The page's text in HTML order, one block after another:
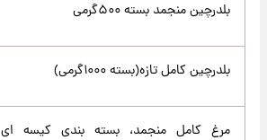
بلدرچین منجمد بسته ۵۰۰گرمی
بلدرچین کامل تازه(بسته ۱۰۰۰گرمی)
مرغ کامل منجمد، بسته بندی کیسه ای